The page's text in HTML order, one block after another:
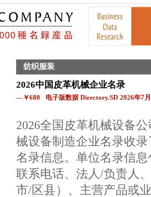
纺织服装
2026中国皮革机械企业名录
—￥680 电子版数据 Directory.SD 2026年7
2026全国皮革机械设备
械设备制造企业名录收
名录信息。单位名录信
联系电话、法人/负责人
市/区县）、主营产品或